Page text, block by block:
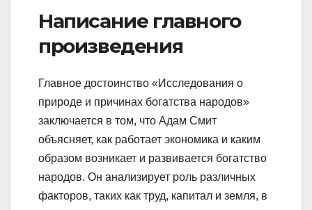
Написание главного
произведения
Главное достоинство «Исследования о
природе и причинах богатства народов»
заключается в том, что Адам Смит
объясняет, как работает экономика и каким
образом возникает и развивается богатство
народов. Он анализирует роль различных
факторов, таких как труд, капитал и земля, в